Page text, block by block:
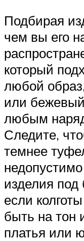
Подбирая
чем вы его
который
любой
или
любым
Следите,
темнее
изделия
если
быть на тон
платья или